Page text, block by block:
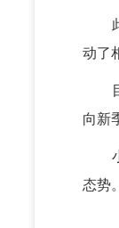
此
动了
目
向新
小
态势。